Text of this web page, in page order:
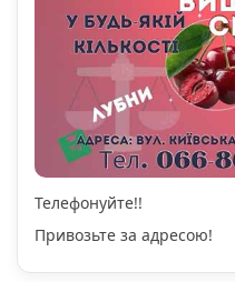
Телефонуйте!!
Привозьте за адресою!